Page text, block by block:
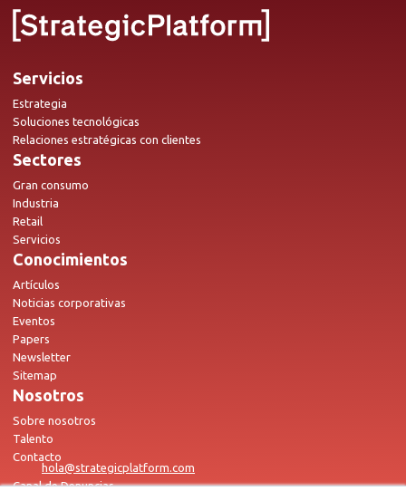
Servicios
Estrategia
Soluciones tecnológicas
Relaciones estratégicas con clientes
Sectores
Gran consumo
Industria
Retail
Servicios
Conocimientos
Artículos
Noticias corporativas
Eventos
Papers
Newsletter
Sitemap
Nosotros
Sobre nosotros
Talento
Contacto
hola@strategicplatform.com
Canal de Denuncias